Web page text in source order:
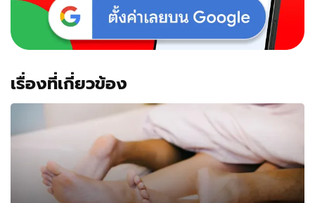
เรื่องที่เกี่ยวข้อง